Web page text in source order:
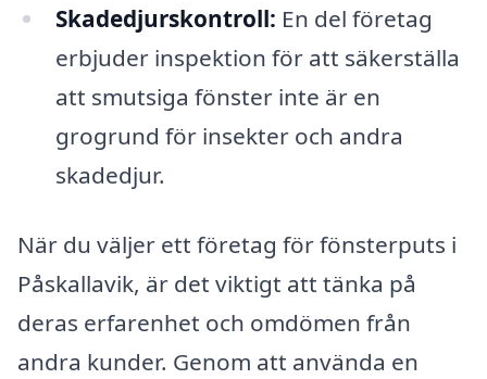
Skadedjurskontroll: En del företag
erbjuder inspektion för att säkerställa
att smutsiga fönster inte är en
grogrund för insekter och andra
skadedjur.
När du väljer ett företag för fönsterputs i
Påskallavik, är det viktigt att tänka på
deras erfarenhet och omdömen från
andra kunder. Genom att använda en